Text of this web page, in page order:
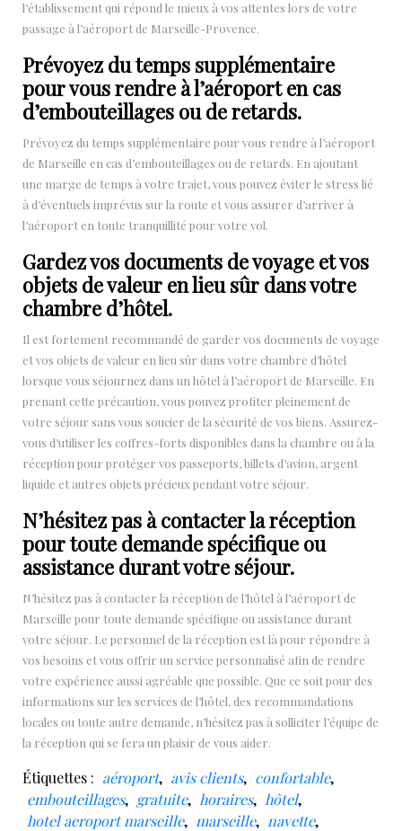
l’établissement qui répond le mieux à vos attentes lors de votre
passage à l’aéroport de Marseille-Provence.
Prévoyez du temps supplémentaire
pour vous rendre à l’aéroport en cas
d’embouteillages ou de retards.
Prévoyez du temps supplémentaire pour vous rendre à l’aéroport
de Marseille en cas d’embouteillages ou de retards. En ajoutant
une marge de temps à votre trajet, vous pouvez éviter le stress lié
à d’éventuels imprévus sur la route et vous assurer d’arriver à
l’aéroport en toute tranquillité pour votre vol.
Gardez vos documents de voyage et vos
objets de valeur en lieu sûr dans votre
chambre d’hôtel.
Il est fortement recommandé de garder vos documents de voyage
et vos objets de valeur en lieu sûr dans votre chambre d’hôtel
lorsque vous séjournez dans un hôtel à l’aéroport de Marseille. En
prenant cette précaution, vous pouvez profiter pleinement de
votre séjour sans vous soucier de la sécurité de vos biens. Assurez-
vous d’utiliser les coffres-forts disponibles dans la chambre ou à la
réception pour protéger vos passeports, billets d’avion, argent
liquide et autres objets précieux pendant votre séjour.
N’hésitez pas à contacter la réception
pour toute demande spécifique ou
assistance durant votre séjour.
N’hésitez pas à contacter la réception de l’hôtel à l’aéroport de
Marseille pour toute demande spécifique ou assistance durant
votre séjour. Le personnel de la réception est là pour répondre à
vos besoins et vous offrir un service personnalisé afin de rendre
votre expérience aussi agréable que possible. Que ce soit pour des
informations sur les services de l’hôtel, des recommandations
locales ou toute autre demande, n’hésitez pas à solliciter l’équipe de
la réception qui se fera un plaisir de vous aider.
Étiquettes : aéroport, avis clients, confortable,
embouteillages, gratuite, horaires, hôtel,
hotel aeroport marseille, marseille, navette,